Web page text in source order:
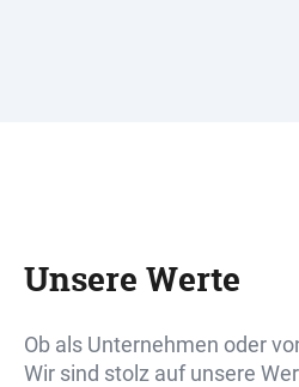
Unsere Werte
Ob als Unternehmen oder
Wir sind stolz auf unsere